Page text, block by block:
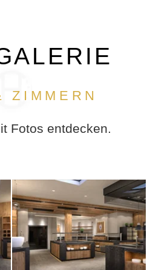
ZIMMERN
Fotos entdecken.